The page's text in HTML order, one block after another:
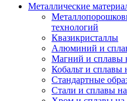
Металлические
технологий
Квазикристаллы
Алюминий и
Магний и сплавы
Кобальт и сплавы
Стандартные
Стали и сплавы